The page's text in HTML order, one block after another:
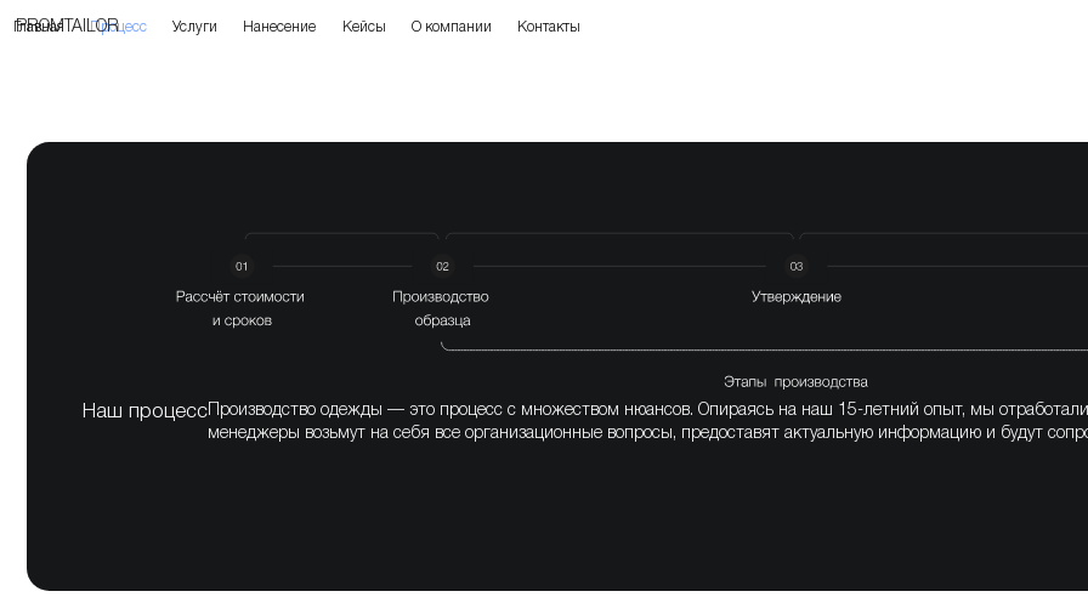
PROMTAILOR
Главная Процесс Услуги Нанесение Кейсы О компании Контакты
Наш процесс Производство одежды — это процесс с множеством нюансов. Опираясь на наш 15-летний опыт, мы
менеджеры возьмут на себя все организационные вопросы, предоставят актуальную информацию и будут